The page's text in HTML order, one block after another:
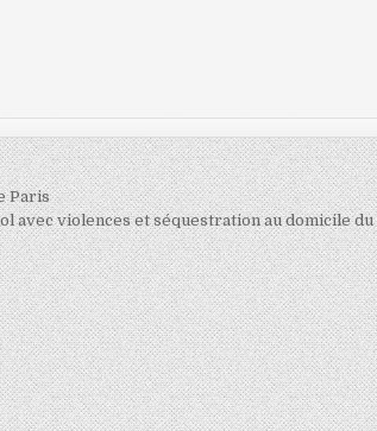
Paris
avec violences et séquestration au domicile